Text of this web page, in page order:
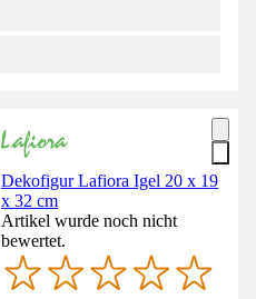
Dekofigur Lafiora Igel 20 x 19
x 32 cm
Artikel wurde noch nicht
bewertet.